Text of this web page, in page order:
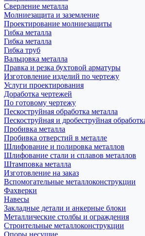
Сверление металла
Молниезащита и заземление
Проектирование молниезащиты
Гибка металла
Гибка металла
Гибка труб
Вальцовка металла
Правка и резка бухтовой арматуры
Изготовление изделий по чертежу
Услуги проектирования
Доработка чертежей
По готовому чертежу
Пескоструйная обработка металла
Пескоструйная и дробеструйная
Пробивка металла
Пробивка отверстий в металле
Шлифование и полировка металлов
Шлифование стали и сплавов металлов
Штамповка металла
Изготовление на заказ
Вспомогательные металлоконструкции
Фахверки
Навесы
Закладные детали и анкерные блоки
Металлические столбы и ограждения
Строительные металлоконструкции
Опоры несущие